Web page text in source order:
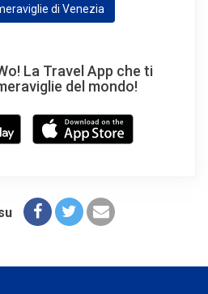
di Venezia
La Travel App che ti
del mondo!